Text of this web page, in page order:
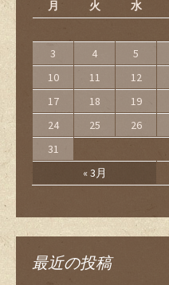
月
火 水
« 3月
3
4 5
10
11 12
17
18 19
24
25 26
31
最近の投稿